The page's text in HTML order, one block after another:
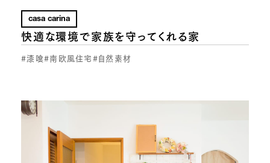
casa carina
快適な環境で家族を守ってくれる家
#漆喰#南欧風住宅#自然素材